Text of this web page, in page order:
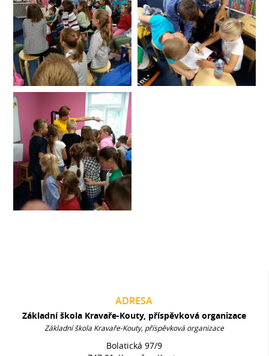
ADRESA
Základní škola Kravaře-Kouty, příspěvková organizace
Základní škola Kravaře-Kouty, příspěvková organizace
Bolatická 97/9